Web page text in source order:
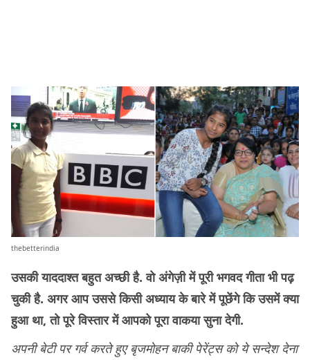
thebetterindia
उसकी याददाश्त बहुत अच्छी है. वो अंगेज़ी में पूरी भगवद गीता भी पढ़
चुकी है. अगर आप उससे किसी अध्याय के बारे में पूछेंगे कि उसमें क्या
हुआ था, तो पूरे विस्तार में आपको पूरा वाकया सुना देगी.
अपनी बेटी पर गर्व करते हुए बृजमोहन बाकी पेरेंट्स को ये सन्देश देना